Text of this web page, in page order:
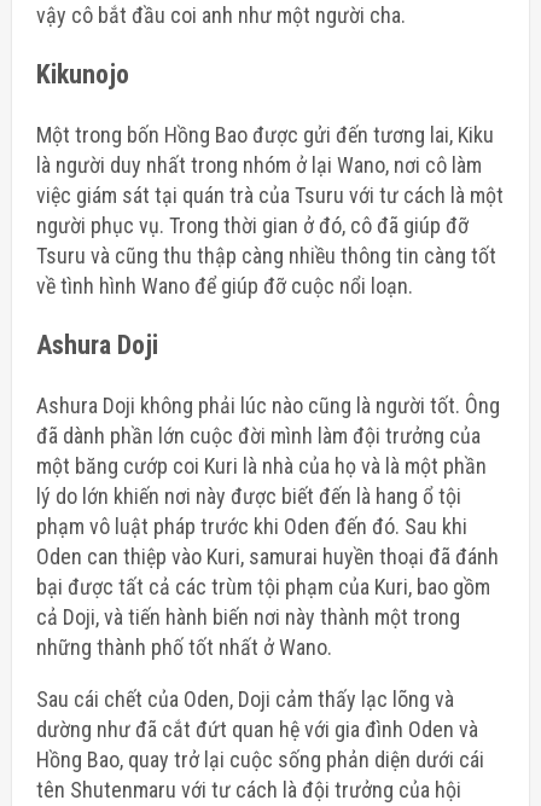
vậy cô bắt đầu coi anh như một người cha.
Kikunojo
Một trong bốn Hồng Bao được gửi đến tương lai, Kiku
là người duy nhất trong nhóm ở lại Wano, nơi cô làm
việc giám sát tại quán trà của Tsuru với tư cách là một
người phục vụ. Trong thời gian ở đó, cô đã giúp đỡ
Tsuru và cũng thu thập càng nhiều thông tin càng tốt
về tình hình Wano để giúp đỡ cuộc nổi loạn.
Ashura Doji
Ashura Doji không phải lúc nào cũng là người tốt. Ông
đã dành phần lớn cuộc đời mình làm đội trưởng của
một băng cướp coi Kuri là nhà của họ và là một phần
lý do lớn khiến nơi này được biết đến là hang ổ tội
phạm vô luật pháp trước khi Oden đến đó. Sau khi
Oden can thiệp vào Kuri, samurai huyền thoại đã đánh
bại được tất cả các trùm tội phạm của Kuri, bao gồm
cả Doji, và tiến hành biến nơi này thành một trong
những thành phố tốt nhất ở Wano.
Sau cái chết của Oden, Doji cảm thấy lạc lõng và
dường như đã cắt đứt quan hệ với gia đình Oden và
Hồng Bao, quay trở lại cuộc sống phản diện dưới cái
tên Shutenmaru với tư cách là đội trưởng của hội